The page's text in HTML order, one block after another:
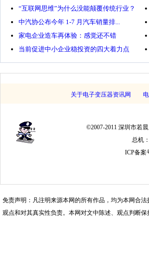
“互联网思维”为什么没能颠覆传统行业？
中汽协公布今年 1-7 月汽车销量排...
家电企业造车再体验：感觉还不错
当前促进中小企业稳投资的四大着力点
关于电子变压器资讯网
©2007-2011 深圳市若
总机
ICP备案
免责声明：凡注明来源本网的所有作品，均为本网合
观点和对其真实性负责。本网对文中陈述、观点判断